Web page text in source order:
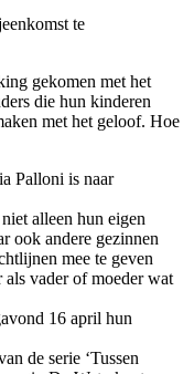
te
gekomen met het
die hun kinderen
met het geloof. Hoe
Palloni is naar
alleen hun eigen
ook andere gezinnen
mee te geven
vader of moeder wat
16 april hun
de serie ‘Tussen